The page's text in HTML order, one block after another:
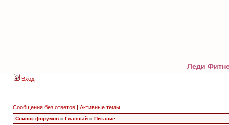
Леди
Вход
Сообщения без ответов | Активные темы
Список форумов » Главный » Питание